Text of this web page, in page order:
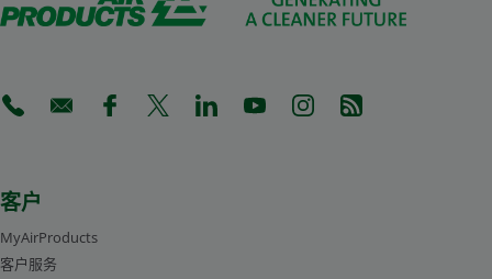
(Opens in a new tab)
(Opens in a new tab)
(Opens in a new tab)
(Opens in a new tab)
(Opens in a new tab)
(Opens in a new tab)
(Opens in a new tab)
(Opens in a new
客户
MyAirProducts
客户服务